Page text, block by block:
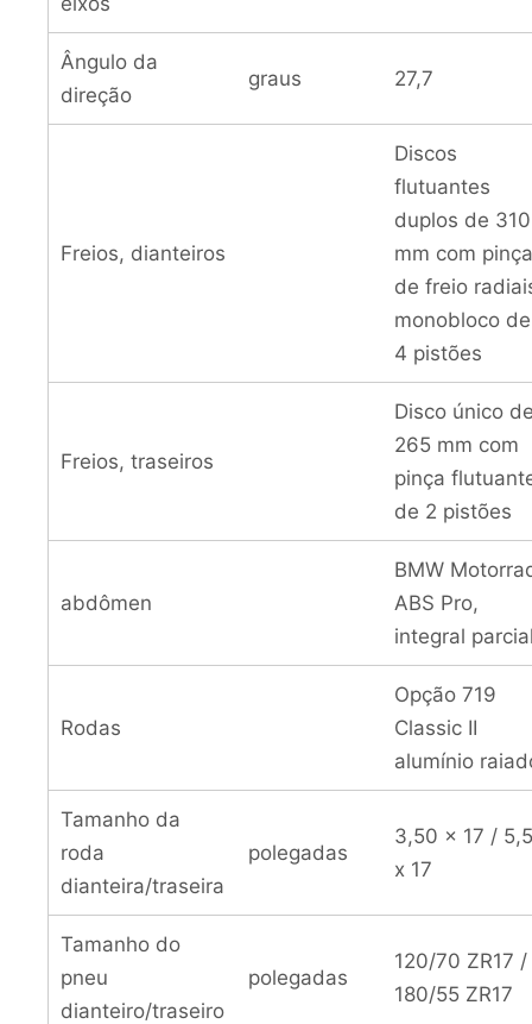
Ângulo da
direção
graus 27,7
Freios, dianteiros
Discos
flutuantes
duplos de 310
mm com
de freio
monobloco de
4 pistões
Freios, traseiros
Disco único
265 mm com
pinça
de 2 pistões
abdômen
BMW
ABS Pro,
integral
Rodas
Opção 719
Classic II
alumínio
Tamanho da
roda
dianteira/traseira
polegadas
3,50 x 17 /
x 17
Tamanho do
pneu
dianteiro/traseiro
polegadas
120/70 ZR17 /
180/55 ZR17